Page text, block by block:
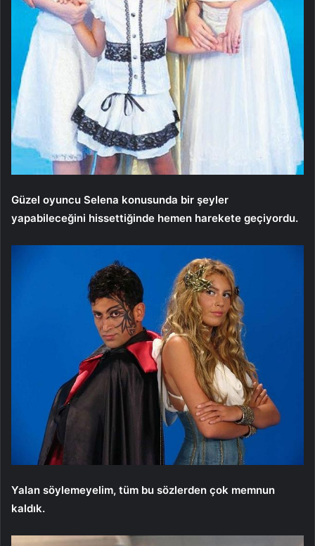
Güzel oyuncu Selena konusunda bir şeyler
yapabileceğini hissettiğinde hemen harekete geçiyordu.
Yalan söylemeyelim, tüm bu sözlerden çok memnun
kaldık.